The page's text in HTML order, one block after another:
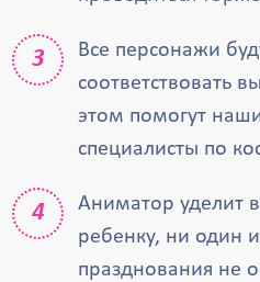
Все персонажи
соответствовать
этом помогут
специалисты по
Аниматор уделит
ребенку, ни один
празднования не